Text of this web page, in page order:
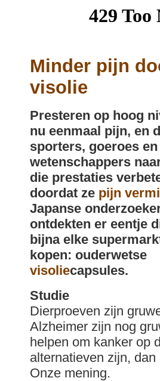
Minder pijn
visolie
Presteren op hoog
nu eenmaal pijn, en
sporters, goeroes en
wetenschappers
die prestaties
doordat ze pijn
Japanse
ontdekten er eentje
bijna elke
kopen: ouderwetse
visoliecapsules.
Studie
Dierproeven zijn
Alzheimer zijn nog
helpen om kanker op
alternatieven zijn,
Onze mening.